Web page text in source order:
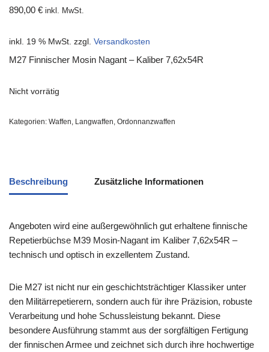
890,00 € inkl. MwSt.
inkl. 19 % MwSt. zzgl. Versandkosten
M27 Finnischer Mosin Nagant – Kaliber 7,62x54R
Nicht vorrätig
Kategorien: Waffen, Langwaffen, Ordonnanzwaffen
Beschreibung Zusätzliche Informationen
Angeboten wird eine außergewöhnlich gut erhaltene finnische
Repetierbüchse M39 Mosin-Nagant im Kaliber 7,62x54R –
technisch und optisch in exzellentem Zustand.
Die M27 ist nicht nur ein geschichtsträchtiger Klassiker unter
den Militärrepetierern, sondern auch für ihre Präzision, robuste
Verarbeitung und hohe Schussleistung bekannt. Diese
besondere Ausführung stammt aus der sorgfältigen Fertigung
der finnischen Armee und zeichnet sich durch ihre hochwertige